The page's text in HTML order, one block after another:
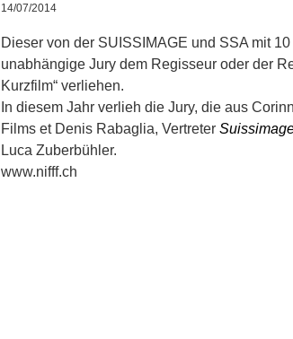
14/07/2014
Dieser von der SUISSIMAGE und SSA mit
unabhängige Jury dem Regisseur oder der
Kurzfilm“ verliehen.
In diesem Jahr verlieh die Jury, die aus
Films et Denis Rabaglia, Vertreter
Luca Zuberbühler.
www.nifff.ch